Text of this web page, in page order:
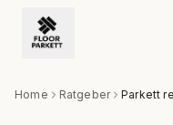
Home Ratgeber Parkett